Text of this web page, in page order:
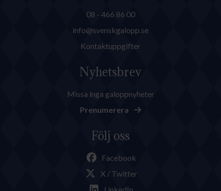
08 - 466 86 00
info@svenskgalopp.se
Kontaktuppgifter
Nyhetsbrev
Missa inga galoppnyheter
Prenumerera
Följ oss
Facebook
X / Twitter